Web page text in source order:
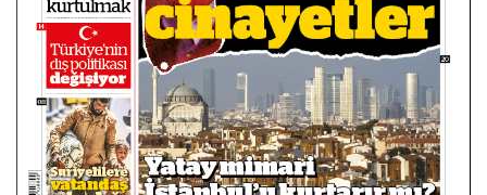
Editörden
Yazarlar
Kemal Özer
Mahmut Toptaş
Yvonne Ridley